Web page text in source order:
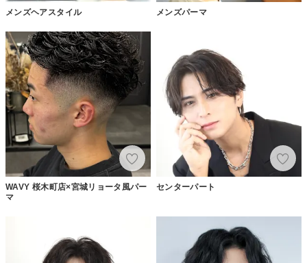
メンズヘアスタイル メンズパーマ
WAVY 桜木町店×宮城リョータ風パー
マ
センターパート